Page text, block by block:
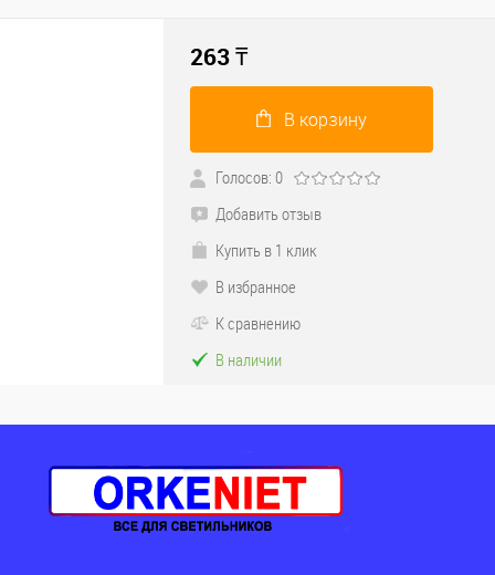
263₸
В корзину
Голосов: 0
Добавить отзыв
Купить в 1 клик
В избранное
К сравнению
В наличии